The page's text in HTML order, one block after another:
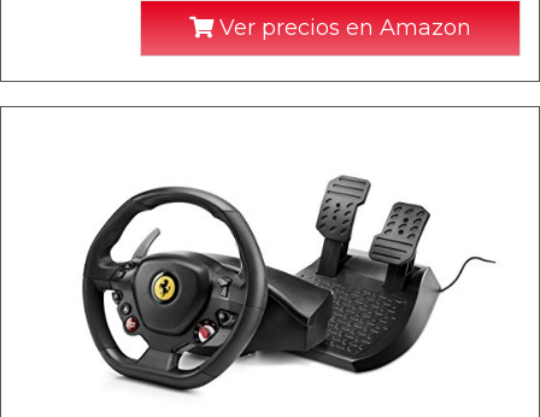
Ver precios en Amazon